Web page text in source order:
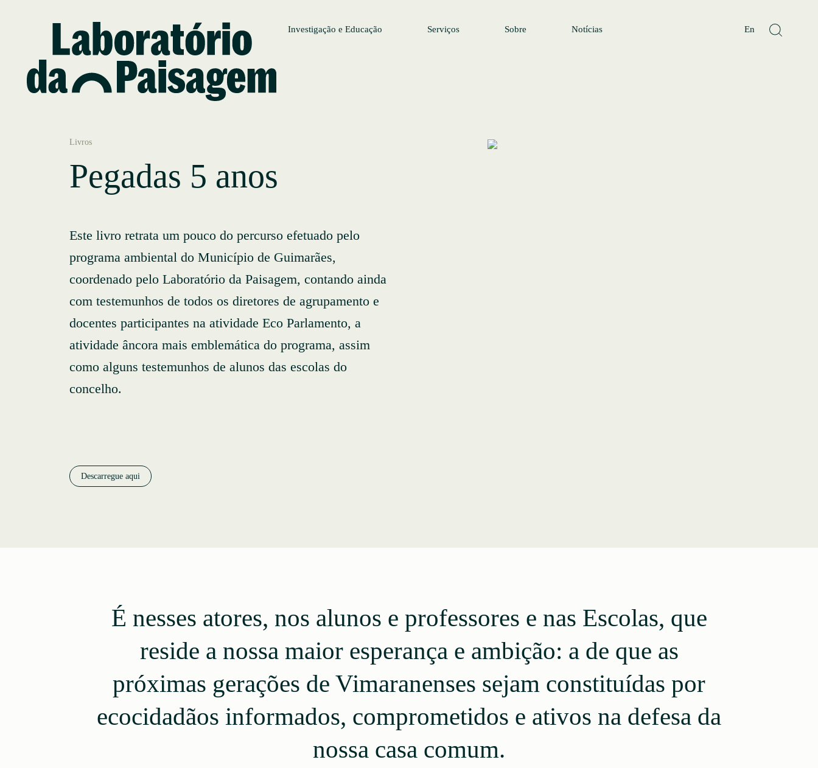
Investigação e Educação Serviços Sobre Notícias En
Livros
Pegadas 5 anos
Este livro retrata um pouco do percurso efetuado pelo
programa ambiental do Município de Guimarães,
coordenado pelo Laboratório da Paisagem, contando ainda
com testemunhos de todos os diretores de agrupamento e
docentes participantes na atividade Eco Parlamento, a
atividade âncora mais emblemática do programa, assim
como alguns testemunhos de alunos das escolas do
concelho.
Descarregue aqui
É nesses atores, nos alunos e professores e nas Escolas, que
reside a nossa maior esperança e ambição: a de que as
próximas gerações de Vimaranenses sejam constituídas por
ecocidadãos informados, comprometidos e ativos na defesa da
nossa casa comum.